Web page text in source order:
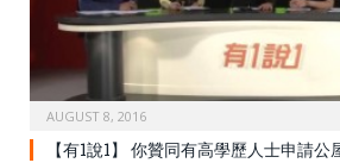
AUGUST 8, 2016
【有1說1】 你贊同有高學歷人士申請